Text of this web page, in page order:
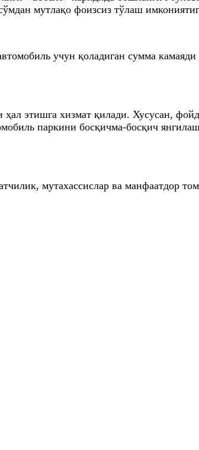
мутлақо фоизсиз тўлаш
учун қоладиган сумма
этишга хизмат қилади. Хусусан,
паркини босқичма-босқич
мутахассислар ва манфаатдор